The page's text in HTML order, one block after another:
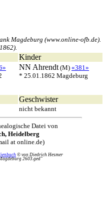
Magdeburg (www.online-ofb.de).
Kinder
NN Ahrendt(M) «381»
* 25.01.1862 Magdeburg
Geschwister
nicht bekannt
Datei von
Heidelberg
at online.de)
© von Diedrich Hesmer
2603.ged"